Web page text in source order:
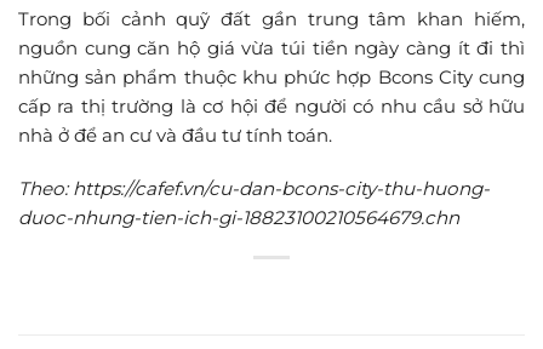
Trong bối cảnh quỹ đất gần trung tâm khan hiếm,
nguồn cung căn hộ giá vừa túi tiền ngày càng ít đi thì
những sản phẩm thuộc khu phức hợp Bcons City cung
cấp ra thị trường là cơ hội để người có nhu cầu sở hữu
nhà ở để an cư và đầu tư tính toán.
Theo: https://cafef.vn/cu-dan-bcons-city-thu-huong-
duoc-nhung-tien-ich-gi-18823100210564679.chn